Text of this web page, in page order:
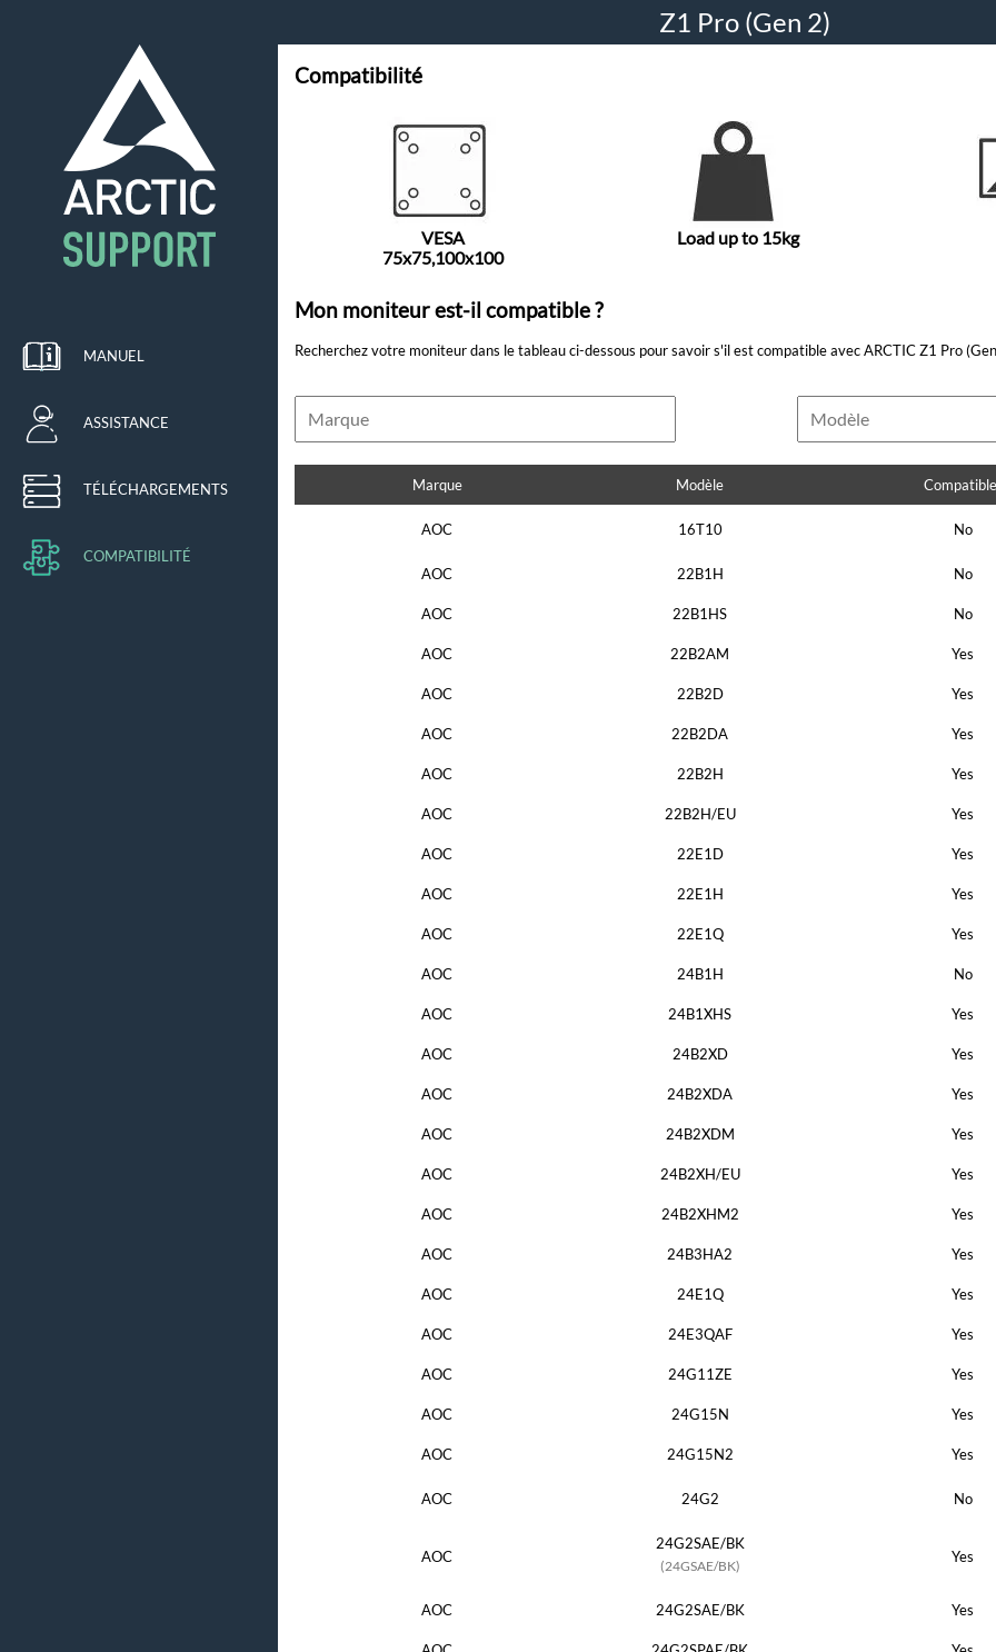
Z1 Pro (Gen 2)
MANUEL
ASSISTANCE
TÉLÉCHARGEMENTS
COMPATIBILITÉ
Compatibilité
VESA
75x75,100x100
Load up to 15kg
Mon moniteur est-il compatible ?
Recherchez votre moniteur dans le tableau ci-dessous pour savoir s'il est compatible avec ARCTIC Z1 Pro
Marque Modèle
AOC 16T10 No
AOC 22B1H No
AOC 22B1HS No
AOC 22B2AM Yes
AOC 22B2D Yes
AOC 22B2DA Yes
AOC 22B2H Yes
AOC 22B2H/EU Yes
AOC 22E1D Yes
AOC 22E1H Yes
AOC 22E1Q Yes
AOC 24B1H No
AOC 24B1XHS Yes
AOC 24B2XD Yes
AOC 24B2XDA Yes
AOC 24B2XDM Yes
AOC 24B2XH/EU Yes
AOC 24B2XHM2 Yes
AOC 24B3HA2 Yes
AOC 24E1Q Yes
AOC 24E3QAF Yes
AOC 24G11ZE Yes
AOC 24G15N Yes
AOC 24G15N2 Yes
AOC 24G2 No
AOC
24G2SAE/BK
(24GSAE/BK) Yes
AOC 24G2SAE/BK Yes